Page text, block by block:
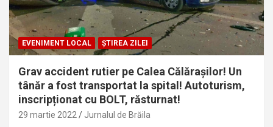
EVENIMENT LOCAL ȘTIREA ZILEI
Grav accident rutier pe Calea Călărașilor! Un
tânăr a fost transportat la spital! Autoturism,
inscripționat cu BOLT, răsturnat!
29 martie 2022 Jurnalul de Brăila